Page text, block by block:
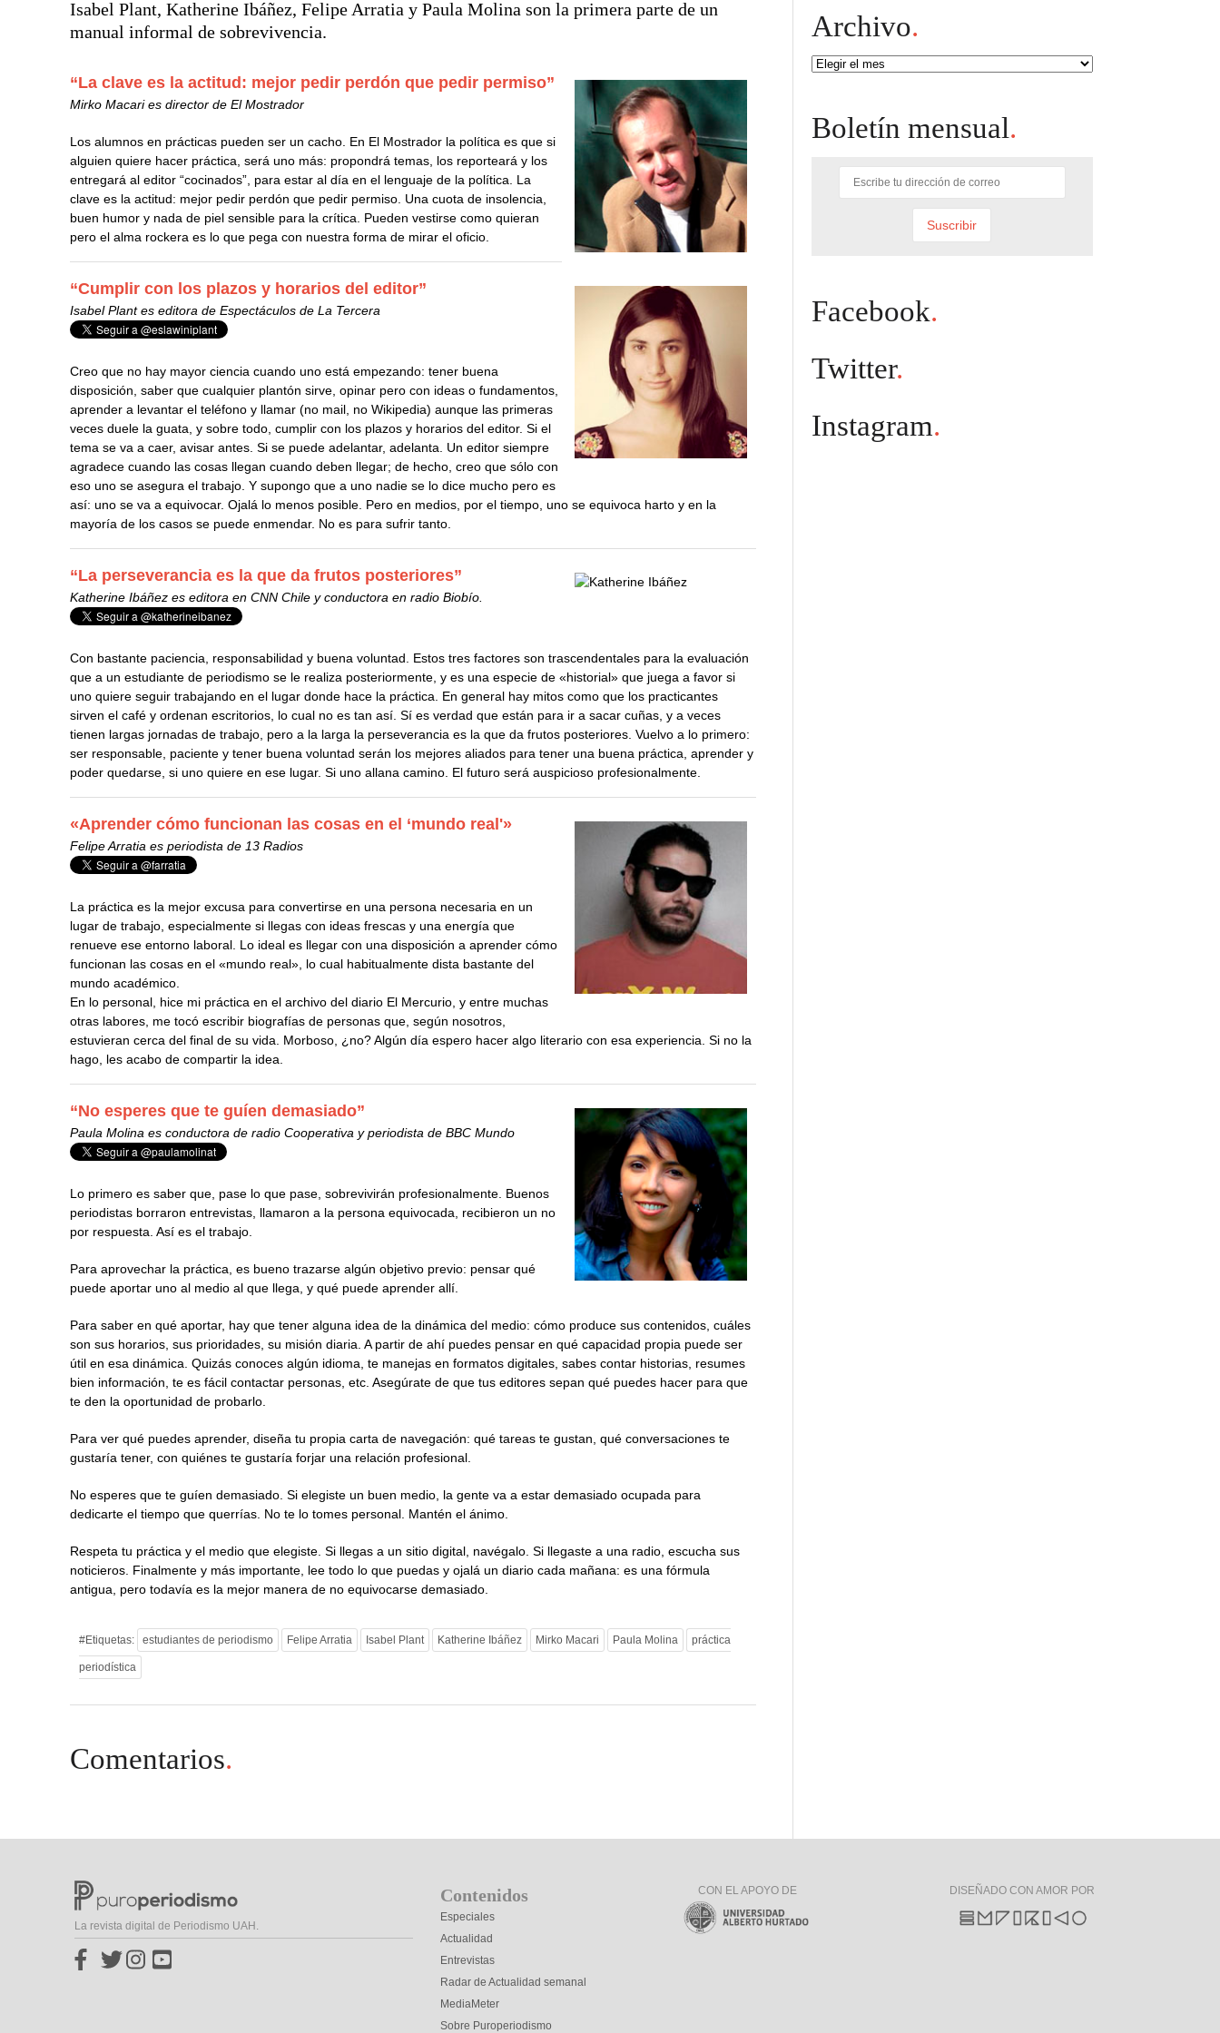
Isabel Plant, Katherine Ibáñez, Felipe Arratia y Paula Molina son la primera parte de un
manual informal de sobrevivencia.
“La clave es la actitud: mejor pedir perdón que pedir permiso”
Mirko Macari es director de El Mostrador
Los alumnos en prácticas pueden ser un cacho. En El Mostrador la política es que si
alguien quiere hacer práctica, será uno más: propondrá temas, los reporteará y los
entregará al editor “cocinados”, para estar al día en el lenguaje de la política. La
clave es la actitud: mejor pedir perdón que pedir permiso. Una cuota de insolencia,
buen humor y nada de piel sensible para la crítica. Pueden vestirse como quieran
pero el alma rockera es lo que pega con nuestra forma de mirar el oficio.
“Cumplir con los plazos y horarios del editor”
Isabel Plant es editora de Espectáculos de La Tercera
Creo que no hay mayor ciencia cuando uno está empezando: tener buena
disposición, saber que cualquier plantón sirve, opinar pero con ideas o fundamentos,
aprender a levantar el teléfono y llamar (no mail, no Wikipedia) aunque las primeras
veces duele la guata, y sobre todo, cumplir con los plazos y horarios del editor. Si el
tema se va a caer, avisar antes. Si se puede adelantar, adelanta. Un editor siempre
agradece cuando las cosas llegan cuando deben llegar; de hecho, creo que sólo con
eso uno se asegura el trabajo. Y supongo que a uno nadie se lo dice mucho pero es
así: uno se va a equivocar. Ojalá lo menos posible. Pero en medios, por el tiempo, uno se equivoca harto y en la
mayoría de los casos se puede enmendar. No es para sufrir tanto.
“La perseverancia es la que da frutos posteriores”
Katherine Ibáñez es editora en CNN Chile y conductora en radio Biobío.
Con bastante paciencia, responsabilidad y buena voluntad. Estos tres factores son trascendentales para la evaluación
que a un estudiante de periodismo se le realiza posteriormente, y es una especie de «historial» que juega a favor si
uno quiere seguir trabajando en el lugar donde hace la práctica. En general hay mitos como que los practicantes
sirven el café y ordenan escritorios, lo cual no es tan así. Sí es verdad que están para ir a sacar cuñas, y a veces
tienen largas jornadas de trabajo, pero a la larga la perseverancia es la que da frutos posteriores. Vuelvo a lo primero:
ser responsable, paciente y tener buena voluntad serán los mejores aliados para tener una buena práctica, aprender y
poder quedarse, si uno quiere en ese lugar. Si uno allana camino. El futuro será auspicioso profesionalmente.
«Aprender cómo funcionan las cosas en el ‘mundo real'»
Felipe Arratia es periodista de 13 Radios
La práctica es la mejor excusa para convertirse en una persona necesaria en un
lugar de trabajo, especialmente si llegas con ideas frescas y una energía que
renueve ese entorno laboral. Lo ideal es llegar con una disposición a aprender cómo
funcionan las cosas en el «mundo real», lo cual habitualmente dista bastante del
mundo académico.
En lo personal, hice mi práctica en el archivo del diario El Mercurio, y entre muchas
otras labores, me tocó escribir biografías de personas que, según nosotros,
estuvieran cerca del final de su vida. Morboso, ¿no? Algún día espero hacer algo literario con esa experiencia. Si no la
hago, les acabo de compartir la idea.
“No esperes que te guíen demasiado”
Paula Molina es conductora de radio Cooperativa y periodista de BBC Mundo
Lo primero es saber que, pase lo que pase, sobrevivirán profesionalmente. Buenos
periodistas borraron entrevistas, llamaron a la persona equivocada, recibieron un no
por respuesta. Así es el trabajo.
Para aprovechar la práctica, es bueno trazarse algún objetivo previo: pensar qué
puede aportar uno al medio al que llega, y qué puede aprender allí.
Para saber en qué aportar, hay que tener alguna idea de la dinámica del medio: cómo produce sus contenidos, cuáles
son sus horarios, sus prioridades, su misión diaria. A partir de ahí puedes pensar en qué capacidad propia puede ser
útil en esa dinámica. Quizás conoces algún idioma, te manejas en formatos digitales, sabes contar historias, resumes
bien información, te es fácil contactar personas, etc. Asegúrate de que tus editores sepan qué puedes hacer para que
te den la oportunidad de probarlo.
Para ver qué puedes aprender, diseña tu propia carta de navegación: qué tareas te gustan, qué conversaciones te
gustaría tener, con quiénes te gustaría forjar una relación profesional.
No esperes que te guíen demasiado. Si elegiste un buen medio, la gente va a estar demasiado ocupada para
dedicarte el tiempo que querrías. No te lo tomes personal. Mantén el ánimo.
Respeta tu práctica y el medio que elegiste. Si llegas a un sitio digital, navégalo. Si llegaste a una radio, escucha sus
noticieros. Finalmente y más importante, lee todo lo que puedas y ojalá un diario cada mañana: es una fórmula
antigua, pero todavía es la mejor manera de no equivocarse demasiado.
#Etiquetas: estudiantes de periodismo Felipe Arratia Isabel Plant Katherine Ibáñez Mirko Macari Paula Molina práctica
periodística
Comentarios.
Archivo.
Archivo
Boletín mensual.
Facebook.
Twitter.
Instagram.
La revista digital de Periodismo UAH.
Contenidos
Especiales
Actualidad
Entrevistas
Radar de Actualidad semanal
MediaMeter
Sobre Puroperiodismo
CON EL APOYO DE DISEÑADO CON AMOR POR